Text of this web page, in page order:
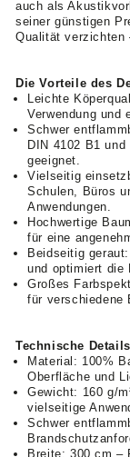
auch als
seiner günstigen
Qualität verzichten
Die Vorteile des
Leichte
Verwendung und
Schwer
DIN 4102 B1
geeignet.
Vielseitig
Schulen, Büros
Anwendungen.
Hochwertige
für eine
Beidseitig
und optimiert die
Großes
für verschiedene
Technische
Material: 100%
Oberfläche und
Gewicht: 160 g/
vielseitige
Schwer
Breite: 300 cm –